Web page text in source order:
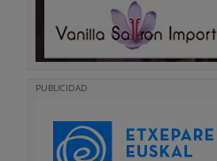
PUBLICIDAD